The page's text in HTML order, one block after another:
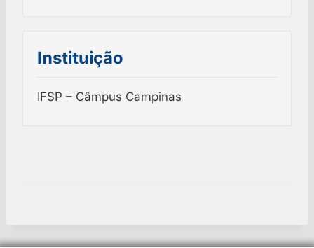
Instituição
IFSP – Câmpus Campinas